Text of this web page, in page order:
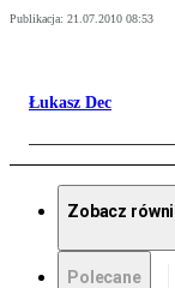
Publikacja: 21.07.2010 08:53
Łukasz Dec
Zobacz
Polecane